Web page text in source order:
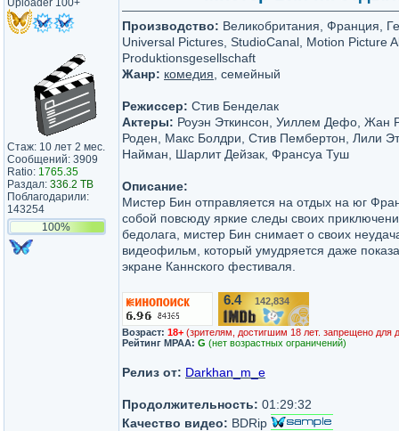
Uploader 100+
Стаж: 10 лет 2 мес.
Сообщений: 3909
Ratio: 1765.35
Раздал: 336.2 TB
Поблагодарили:
143254
100%
Производство: Великобритания, Франция,
Universal Pictures, StudioCanal, Motion Picture
Produktionsgesellschaft
Жанр: комедия , семейный
Режиссер: Стив Бенделак
Актеры: Роуэн Эткинсон, Уиллем Дефо, Жан
Роден, Макс Болдри, Стив Пембертон, Лили
Найман, Шарлит Дейзак, Франсуа Туш
Описание:
Мистер Бин отправляется на отдых на юг
собой повсюду яркие следы своих
бедолага, мистер Бин снимает о своих
видеофильм, который умудряется даже
экране Каннского фестиваля.
6.4/10 142,834
Возраст: 18+ (зрителям, достигшим 18 лет. запрещено для
Рейтинг MPAA: G (нет возрастных ограничений)
Релиз от: Darkhan_m_e
Продолжительность: 01:29:32
Качество видео: BDRip